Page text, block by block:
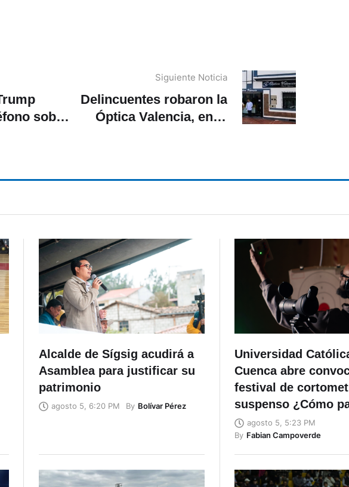
sobre
Siguiente Noticia
Delincuentes robaron la
Óptica Valencia, en el
Alcalde de Sígsig acudirá a
Asamblea para justificar su
patrimonio
agosto 5, 6:20 PM By Bolívar Pérez
Universidad
Cuenca abre
festival de
suspenso ¿Cómo
agosto 5, 5:23 PM
By Fabian Campoverde